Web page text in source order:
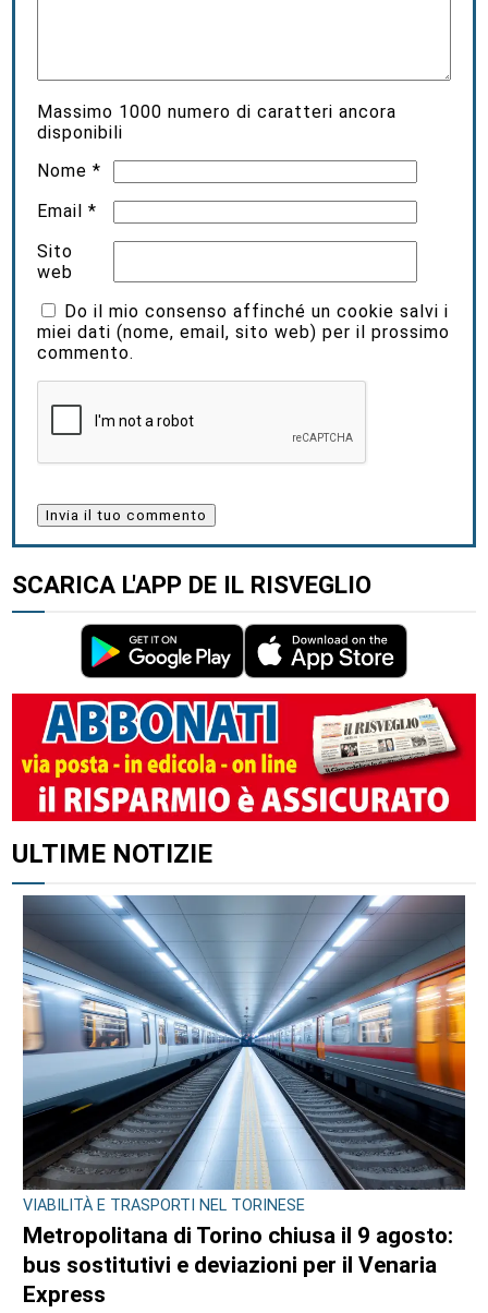
Massimo 1000 numero di caratteri ancora
disponibili
Nome*
Email*
Sito
web
Do il mio consenso affinché un cookie salvi i
miei dati (nome, email, sito web) per il prossimo
commento.
SCARICA L'APP DE IL RISVEGLIO
ALTRI ARTICOLI DI QUESTO AUTORE
CONSIGLIO REGIONALE
Marcinelle, il presidente Nicco: “Onorare gli
italiani caduti sul lavoro in ogni parte del
mondo”